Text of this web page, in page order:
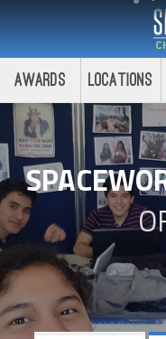
Awards Locations